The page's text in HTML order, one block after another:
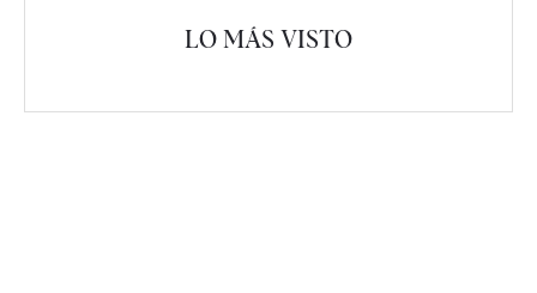
LO MÁS VISTO